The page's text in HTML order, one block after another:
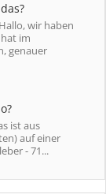
wir haben
im
genauer
ist aus
auf einer
- 71...